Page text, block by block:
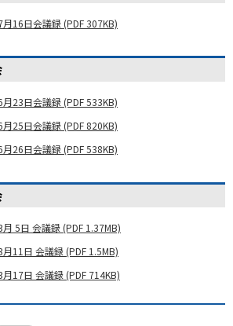
16日会議録 (PDF 307KB)
23日会議録 (PDF 533KB)
25日会議録 (PDF 820KB)
26日会議録 (PDF 538KB)
5日 会議録 (PDF 1.37MB)
11日 会議録 (PDF 1.5MB)
17日 会議録 (PDF 714KB)